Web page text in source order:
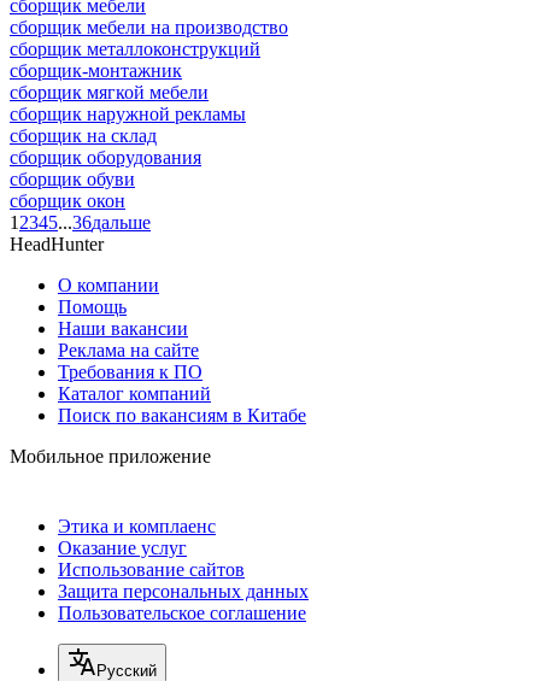
сборщик мебели
сборщик мебели на производство
сборщик металлоконструкций
сборщик-монтажник
сборщик мягкой мебели
сборщик наружной рекламы
сборщик на склад
сборщик оборудования
сборщик обуви
сборщик окон
1 2345...36дальше
HeadHunter
О компании
Помощь
Наши вакансии
Реклама на сайте
Требования к ПО
Каталог компаний
Поиск по вакансиям в Китабе
Мобильное приложение
Этика и комплаенс
Оказание услуг
Использование сайтов
Защита персональных данных
Пользовательское соглашение
Русский